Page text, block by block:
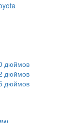
дюймов
дюймов
дюймов